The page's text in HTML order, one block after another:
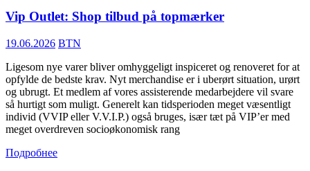
Vip Outlet: Shop tilbud på topmærker
19.06.2026 BTN
Ligesom nye varer bliver omhyggeligt inspiceret og renoveret for at
opfylde de bedste krav. Nyt merchandise er i uberørt situation, urørt
og ubrugt. Et medlem af vores assisterende medarbejdere vil svare
så hurtigt som muligt. Generelt kan tidsperioden meget væsentligt
individ (VVIP eller V.V.I.P.) også bruges, især tæt på VIP’er med
meget overdreven socioøkonomisk rang
Подробнее